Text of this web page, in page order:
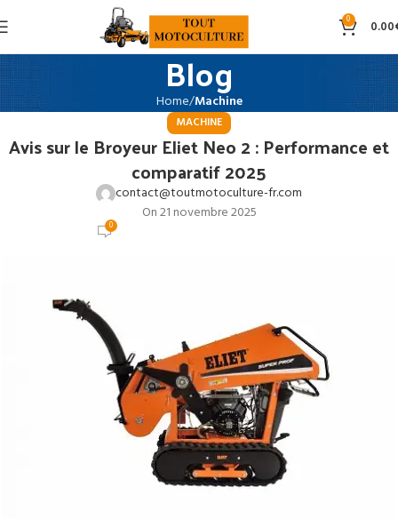
0 0.00
Blog
Home Machine
MACHINE
Avis sur le Broyeur Eliet Neo 2 : Performance et
comparatif 2025
contact@toutmotoculture-fr.com
On 21 novembre 2025
0